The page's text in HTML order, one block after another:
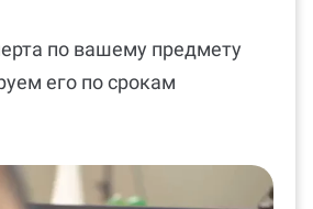
по вашему предмету
его по срокам